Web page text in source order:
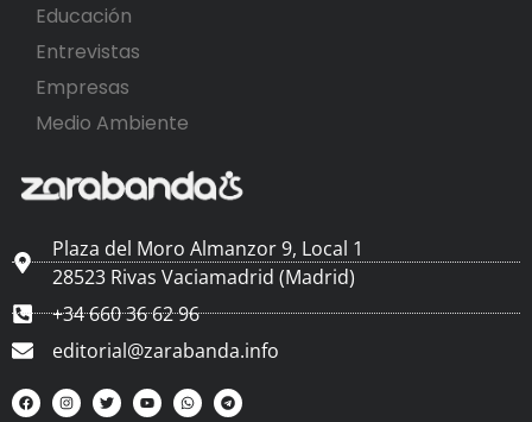
Educación
Entrevistas
Empresas
Medio Ambiente
Plaza del Moro Almanzor 9, Local 1
28523 Rivas Vaciamadrid (Madrid)
+34 660 36 62 96
editorial@zarabanda.info